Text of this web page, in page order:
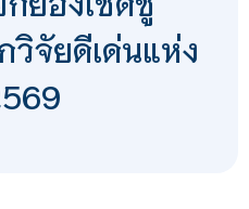
วิจัยดีเด่นแห่ง